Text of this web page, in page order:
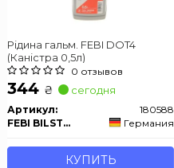
Рідина гальм. FEBI DOT4
(Каністра 0,5л)
0 отзывов
344 ₴ сегодня
Артикул:
180588
FEBI BILSTEIN
Германия
КУПИТЬ